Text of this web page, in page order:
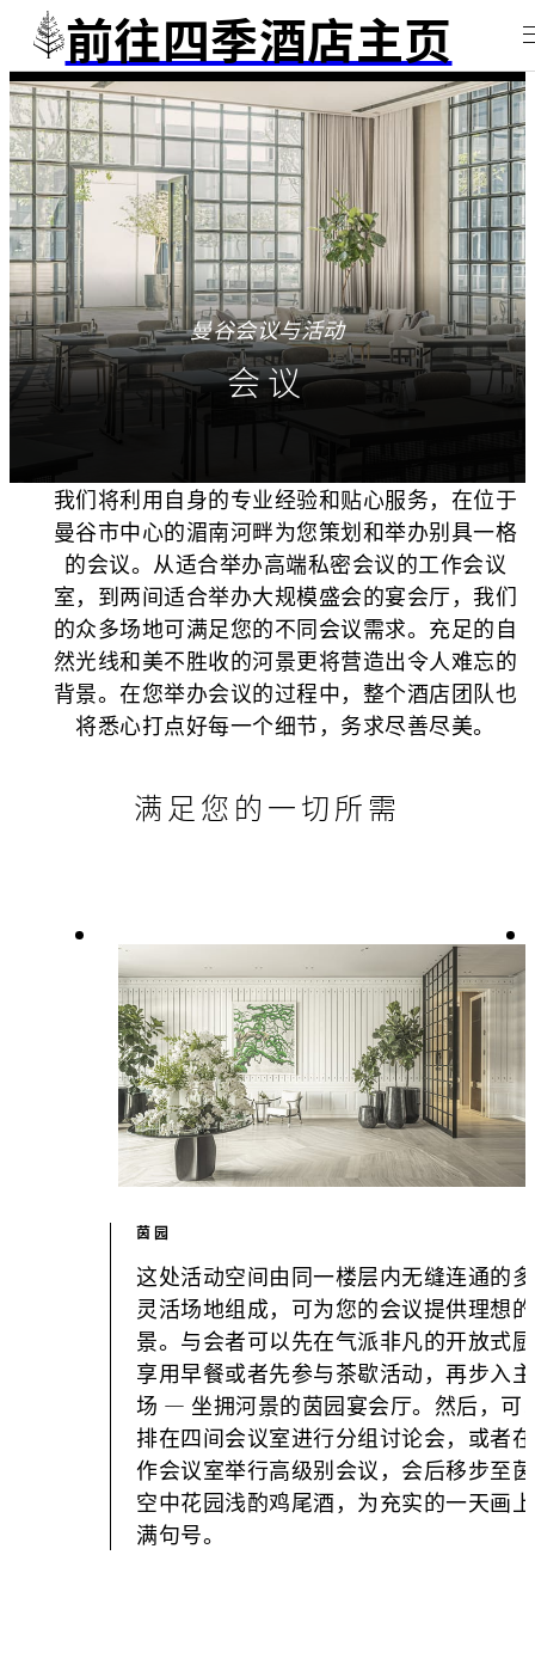
前往四季酒店主页
曼谷会议与活动
会议
我们将利用自身的专业经验和贴心服务，在位于
曼谷市中心的湄南河畔为您策划和举办别具一格
的会议。从适合举办高端私密会议的工作会议
室，到两间适合举办大规模盛会的宴会厅，我们
的众多场地可满足您的不同会议需求。充足的自
然光线和美不胜收的河景更将营造出令人难忘的
背景。在您举办会议的过程中，整个酒店团队也
将悉心打点好每一个细节，务求尽善尽美。
满足您的一切所需
茵园
这处活动空间由同一楼层内无缝连通的
灵活场地组成，可为您的会议提供理想
景。与会者可以先在气派非凡的开放式
享用早餐或者先参与茶歇活动，再步入
场 — 坐拥河景的茵园宴会厅。然后，可
排在四间会议室进行分组讨论会，或者
作会议室举行高级别会议，会后移步至
空中花园浅酌鸡尾酒，为充实的一天画
满句号。